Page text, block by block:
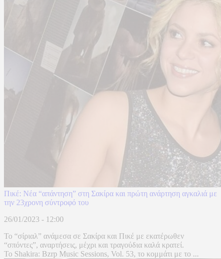
Πικέ: Νέα “απάντηση” στη Σακίρα και πρώτη ανάρτηση αγκαλιά με
την 23χρονη σύντροφό του
26/01/2023 - 12:00
Το “σίριαλ” ανάμεσα σε Σακίρα και Πικέ με εκατέρωθεν
“σπόντες”, αναρτήσεις, μέχρι και τραγούδια καλά κρατεί.
Το Shakira: Bzrp Music Sessions, Vol. 53, το κομμάτι με το ...